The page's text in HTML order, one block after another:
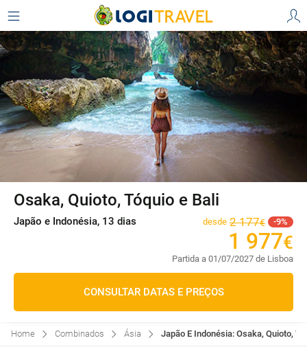
Osaka, Quioto, Tóquio e Bali
Japão e Indonésia, 13 dias desde 2 177€ 9
1 977€
Partida a 01/07/2027 de Lisboa
CONSULTAR DATAS E PREÇOS
Home Combinados Ásia Japão E Indonésia: Osaka, Quioto,